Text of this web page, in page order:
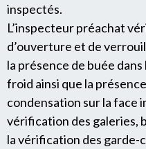
inspectés.
L’inspecteur préachat
d’ouverture et de
la présence de buée
froid ainsi que la
condensation sur la face
vérification des galeries,
la vérification des garde-